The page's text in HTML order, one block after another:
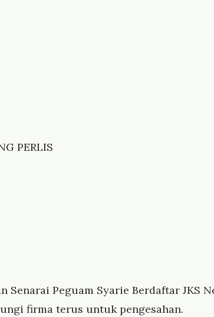
PERLIS
Peguam Syarie Berdaftar JKS
firma terus untuk pengesahan.